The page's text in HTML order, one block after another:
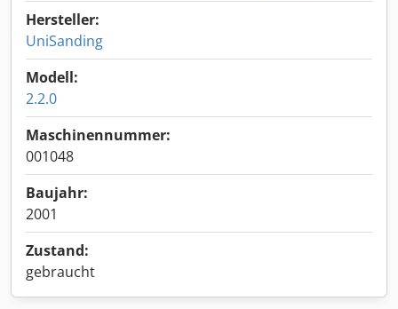
Hersteller:
UniSanding
Modell:
2.2.0
Maschinennummer:
001048
Baujahr:
2001
Zustand:
gebraucht